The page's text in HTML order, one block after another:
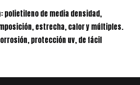
polietileno de media densidad,
estrecha, calor y múltiples.
protección uv, de fácil